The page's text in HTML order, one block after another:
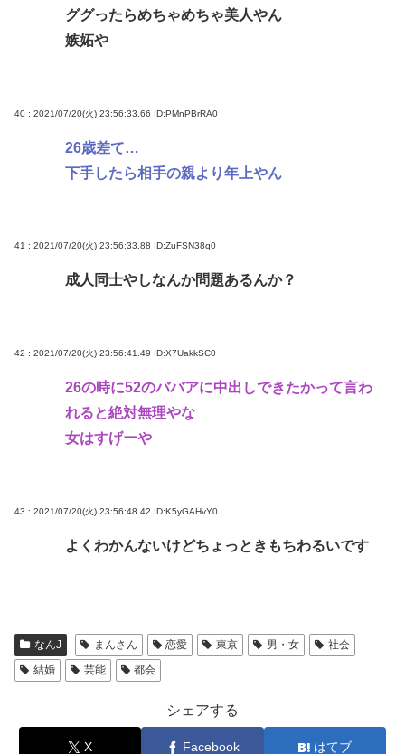
ググったらめちゃめちゃ美人やん
嫉妬や
40 : 2021/07/20(火) 23:56:33.66 ID:PMnPBrRA0
26歳差て…
下手したら相手の親より年上やん
41 : 2021/07/20(火) 23:56:33.88 ID:ZuFSN38q0
成人同士やしなんか問題あるんか？
42 : 2021/07/20(火) 23:56:41.49 ID:X7UakkSC0
26の時に52のババアに中出しできたかって言わ
れると絶対無理やな
女はすげーや
43 : 2021/07/20(火) 23:56:48.42 ID:K5yGAHvY0
よくわかんないけどちょっときもちわるいです
なんJ まんさん 恋愛 東京 男・女
社会
結婚
芸能 都会
シェアする
X Facebook はてブ